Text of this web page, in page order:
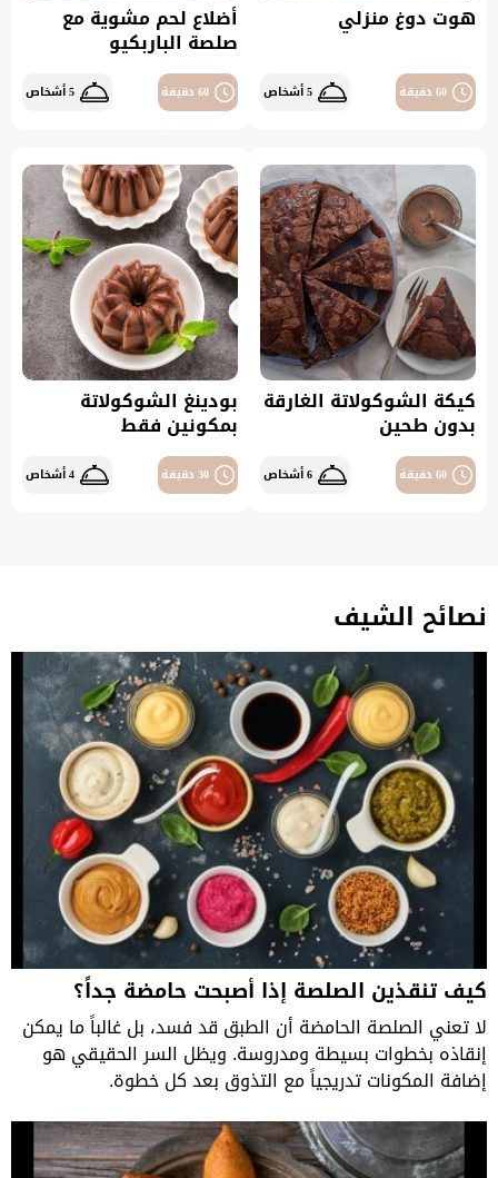
هوت دوغ منزلي
60 دقيقة 5 أشخاص
أضلاع لحم مشوية مع
صلصة الباربكيو
60 دقيقة 5 أشخاص
كيكة الشوكولاتة الغارقة
بدون طحين
60 دقيقة 6 أشخاص
بودينغ الشوكولاتة
بمكونين فقط
30 دقيقة 4 أشخاص
نصائح الشيف
كيف تنقذين الصلصة إذا أصبحت حامضة جداً؟
لا تعني الصلصة الحامضة أن الطبق قد فسد، بل غالباً ما يمكن
إنقاذه بخطوات بسيطة ومدروسة. ويظل السر الحقيقي هو
إضافة المكونات تدريجياً مع التذوق بعد كل خطوة.